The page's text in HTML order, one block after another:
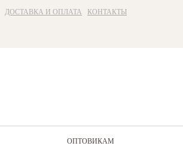
ДОСТАВКА И ОПЛАТА КОНТАКТЫ
ОПТОВИКАМ